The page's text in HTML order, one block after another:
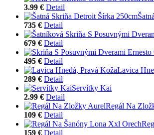
3.99 € Detail
735 € Detail
679 € Detail
495 € Detail
Lavica
289 € Detail
Servítky Kai
2.99 € Detail
Regál Na
109 € Detail
159 € Detail